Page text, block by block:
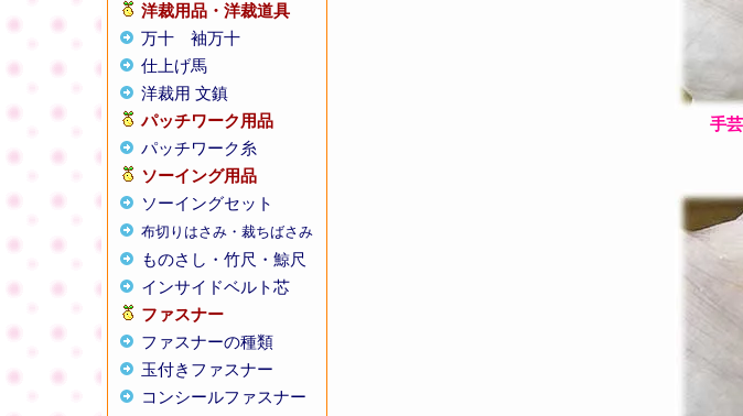
洋裁用品・洋裁道具
万十
袖万十
仕上げ馬
洋裁用 文鎮
パッチワーク用品
パッチワーク糸
ソーイング用品
ソーイングセット
布切りはさみ・裁ちばさみ
ものさし・竹尺・鯨尺
インサイドベルト芯
ファスナー
ファスナーの種類
玉付きファスナー
コンシールファスナー
手